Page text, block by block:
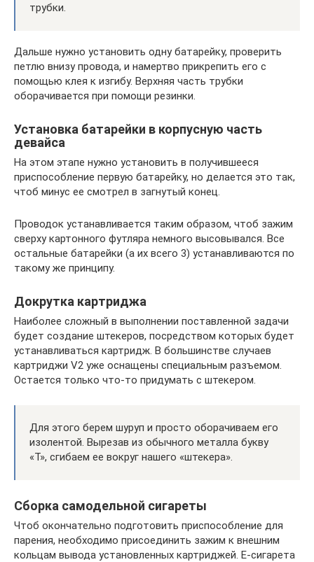
трубки.
Дальше нужно установить одну батарейку, проверить
петлю внизу провода, и намертво прикрепить его с
помощью клея к изгибу. Верхняя часть трубки
оборачивается при помощи резинки.
Установка батарейки в корпусную часть
девайса
На этом этапе нужно установить в получившееся
приспособление первую батарейку, но делается это так,
чтоб минус ее смотрел в загнутый конец.
Проводок устанавливается таким образом, чтоб зажим
сверху картонного футляра немного высовывался. Все
остальные батарейки (а их всего 3) устанавливаются по
такому же принципу.
Докрутка картриджа
Наиболее сложный в выполнении поставленной задачи
будет создание штекеров, посредством которых будет
устанавливаться картридж. В большинстве случаев
картриджи V2 уже оснащены специальным разъемом.
Остается только что-то придумать с штекером.
Для этого берем шуруп и просто оборачиваем его
изолентой. Вырезав из обычного металла букву
«Т», сгибаем ее вокруг нашего «штекера».
Сборка самодельной сигареты
Чтоб окончательно подготовить приспособление для
парения, необходимо присоединить зажим к внешним
кольцам вывода установленных картриджей. Е-сигарета